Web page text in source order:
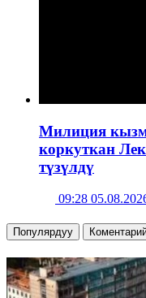
Милиция
коркуткан
түзүлдү
09:28
Популярдуу